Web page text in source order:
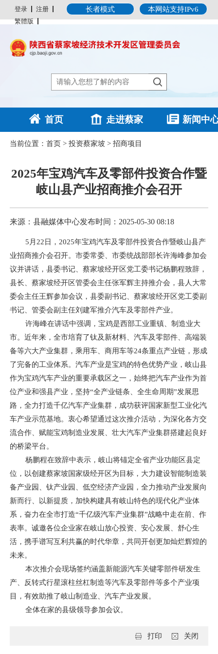
本网站支持IPv6
长者模式
登录
注册
繁體版
首页 走进蔡家
坡
新闻中
当前位置： 首页 > 投资蔡家坡 > 招商项目
2025年宝鸡汽车及零部件投资合作暨
岐山县产业招商推介会召开
来源：县融媒体中心发布时间：2025-05-30 08:18
5月22日，2025年宝鸡汽车及零部件投资合作暨岐山县产
业招商推介会召开。市委常委、市委统战部部长许海峰参加会
议并讲话，县委书记、蔡家坡经开区党工委书记杨鹏程致辞，
县长、蔡家坡经开区管委会主任张军辉主持推介会，县人大常
委会主任王辉参加会议，县委副书记、蔡家坡经开区党工委副
书记、管委会副主任刘建军推介汽车及零部件产业。
许海峰在讲话中强调，宝鸡是西部工业重镇、制造业大
市。近年来，全市培育了钛及新材料、汽车及零部件、高端装
备等六大产业集群，乘用车、商用车等24条重点产业链，形成
了完备的工业体系。汽车产业是宝鸡的特色优势产业，岐山县
作为宝鸡汽车产业的重要承载区之一，始终把汽车产业作为首
位产业和强县产业，坚持“全产业链条、全生命周期”发展思
路，全力打造千亿汽车产业集群，成功获评国家新型工业化汽
车产业示范基地。衷心希望通过这次推介活动，为深化各方交
流合作、赋能宝鸡制造业发展、壮大汽车产业集群搭建起良好
的桥梁平台。
杨鹏程在致辞中表示，岐山将锚定全省产业功能区县定
位，以创建蔡家坡国家级经开区为目标，大力建设智能制造装
备产业园、钛产业园、低空经济产业园，全力推动产业发展向
新而行、以新提质，加快构建具有岐山特色的现代化产业体
系，奋力在全市打造“千亿级汽车产业集群”战略中走在前、作
表率。诚邀各位企业家在岐山放心投资、安心发展、舒心生
活，携手谱写互利共赢的时代华章，共同开创更加灿烂辉煌的
未来。
本次推介会现场签约涵盖新能源汽车关键零部件研发生
产、反转式行星滚柱丝杠制造等汽车及零部件等多个产业项
目，有效助推了岐山制造业、汽车产业发展。
全体在家的县级领导参加会议。
关闭
打印